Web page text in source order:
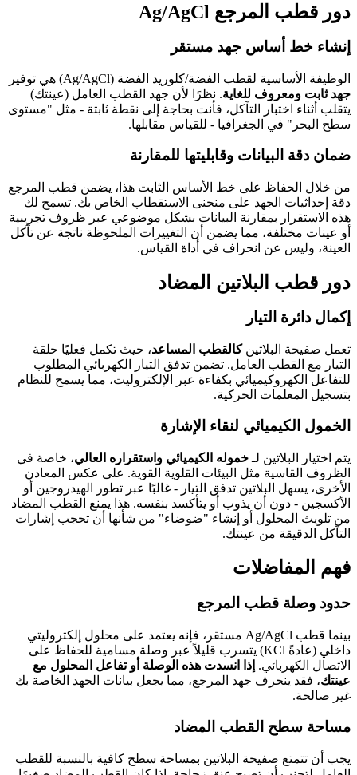
دور قطب المرجع Ag/AgCl
إنشاء خط أساس جهد مستقر
الوظيفة الأساسية لقطب الفضة/كلوريد الفضة (Ag/AgCl) هي توفير
جهد ثابت ومعروف للغاية. نظرًا لأن جهد القطب العامل (عينتك)
يتقلب أثناء اختبار التآكل، فأنت بحاجة إلى نقطة ثابتة - مثل "مستوى
سطح البحر" في الجغرافيا - للقياس مقابلها.
ضمان دقة البيانات وقابليتها للمقارنة
من خلال الحفاظ على خط الأساس الثابت هذا، يضمن قطب المرجع
دقة إحداثيات الجهد على منحنى الاستقطاب الخاص بك. تسمح لك
هذه الاستقرار بمقارنة البيانات بشكل موضوعي عبر ظروف تجريبية
أو عينات مختلفة، مما يضمن أن التغييرات الملحوظة ناتجة عن تآكل
العينة، وليس عن انحراف في أداة القياس.
دور قطب البلاتين المضاد
إكمال دائرة التيار
تعمل صفيحة البلاتينكالقطب المساعد، حيث تكمل فعليًا حلقة
التيار مع القطب العامل. تضمن تدفق التيار الكهربائي المطلوب
للتفاعل الكهروكيميائي بكفاءة عبر الإلكتروليت، مما يسمح للنظام
بتسجيل المعلمات الحركية.
الخمول الكيميائي لنقاء الإشارة
يتم اختيار البلاتين لـ خموله الكيميائي واستقراره العالي، خاصة في
الظروف القاسية مثل البيئات القلوية القوية. على عكس المعادن
الأخرى، يسهل البلاتين تدفق التيار - غالبًا عبر تطور الهيدروجين أو
الأكسجين - دون أن يذوب أو يتأكسد بنفسه. هذا يمنع القطب المضاد
من تلويث المحلول أو إنشاء "ضوضاء" من شأنها أن تحجب إشارات
التآكل الدقيقة من عينتك.
فهم المفاضلات
حدود وصلة قطب المرجع
بينما قطب Ag/AgCl مستقر، فإنه يعتمد على محلول إلكتروليتي
داخلي (عادةً KCl) يتسرب قليلاً عبر وصلة مسامية للحفاظ على
الاتصال الكهربائي. إذا انسدت هذه الوصلة أو تفاعل المحلول مع
عينتك، فقد ينحرف جهد المرجع، مما يجعل بيانات الجهد الخاصة بك
غير صالحة.
مساحة سطح القطب المضاد
يجب أن تتمتع صفيحة البلاتين بمساحة سطح كافية بالنسبة للقطب